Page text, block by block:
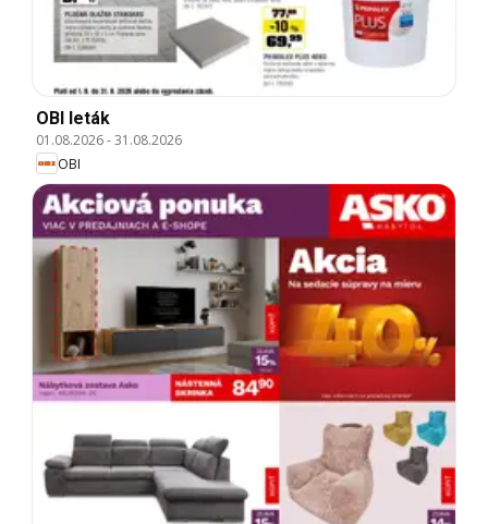
OBI leták
01.08.2026-31.08.2026
OBI